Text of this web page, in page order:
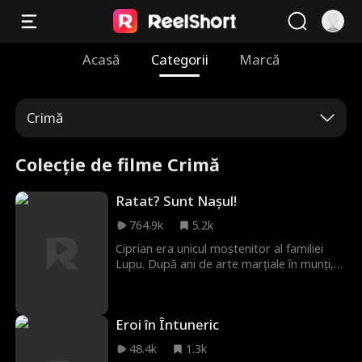
Acasă Categorii Marcă
Crimă
Colecție de filme Crimă
Ratat? Sunt Nașul!
764.9k
5.2k
Ciprian era unicul moștenitor al familiei
Lupu. După ani de arte marțiale în munți,
ratat. A fost batjocorit, iar logodnica l-a
părăsit. Ciprian le-a ignorat. Când ucigașul
părinților săi a apărut în sfârșit, el și-a
Eroi în Întuneric
48.4k
1.3k